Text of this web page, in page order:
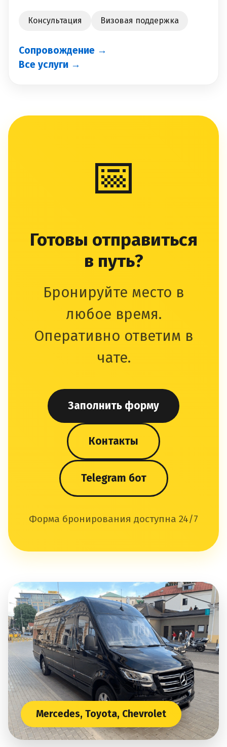
Консультация Визовая поддержка
Сопровождение →
Все услуги →
📅
Готовы отправиться
в путь?
Бронируйте место в
любое время.
Оперативно ответим в
чате.
Заполнить форму
Контакты
Telegram бот
Форма бронирования доступна 24/7
Mercedes, Toyota, Chevrolet